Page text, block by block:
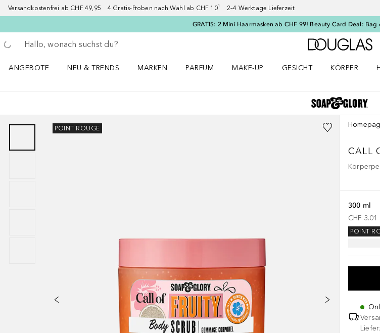
Versandkostenfrei ab CHF 49,95 4 Gratis-Proben nach Wahl ab CHF 10¹ 2–4 Werktage Lieferzeit
GRATIS: 2 Mini Haarmasken ab CHF 99! Beauty Card Deal: Bag
Gehe zurück
Suche ausführen
ANGEBOTE
NEU & TRENDS
MARKEN
PARFUM
MAKE-UP
GESICHT
KÖRPER
POINT ROUGE
CALL
300 ml
CHF 3.01
POINT